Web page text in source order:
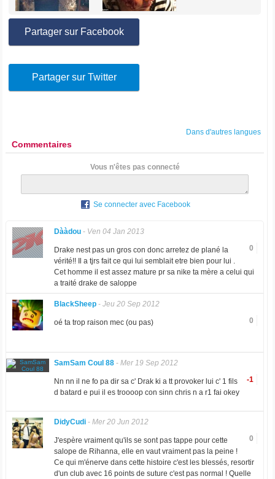
Partager sur Facebook
Partager sur Twitter
Dans d'autres langues
Commentaires
Vous n'êtes pas connecté
Se connecter avec Facebook
Dààdou- Ven 04 Jan 2013
0
Drake nest pas un gros con donc arretez de plané la
vérité!! Il a tjrs fait ce qui lui semblait etre bien pour lui .
Cet homme il est assez mature pr sa nike ta mère a celui qui
a traité drake de saloppe
BlackSheep- Jeu 20 Sep 2012
0
oé ta trop raison mec (ou pas)
SamSam Coul 88- Mer 19 Sep 2012
-1
Nn nn il ne fo pa dir sa c' Drak ki a tt provoker lui c' 1 fils
d batard e pui il es troooop con sinn chris n a r1 fai okey
DidyCudi- Mer 20 Jun 2012
0
J'espère vraiment qu'ils se sont pas tappe pour cette
salope de Rihanna, elle en vaut vraiment pas la peine !
Ce qui m'énerve dans cette histoire c'est les blessés, resortir
d'un club avec 16 points de suture c'est pas normal ! Quelle